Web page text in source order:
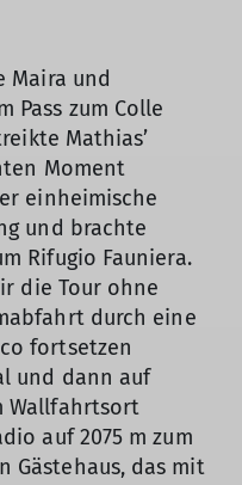
Maira und
Pass zum Colle
Mathias’
Moment
einheimische
und brachte
Rifugio Fauniera.
die Tour ohne
durch eine
fortsetzen
und dann auf
Wallfahrtsort
auf 2075 m zum
Gästehaus, das mit